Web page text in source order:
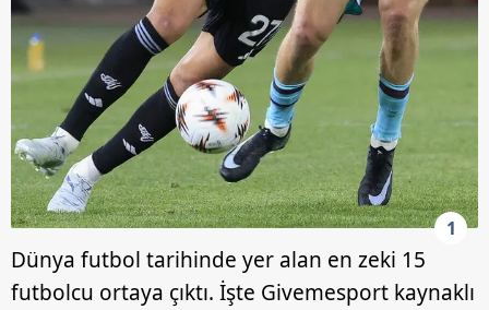
1
Dünya futbol tarihinde yer alan en zeki 15
futbolcu ortaya çıktı. İşte Givemesport kaynaklı